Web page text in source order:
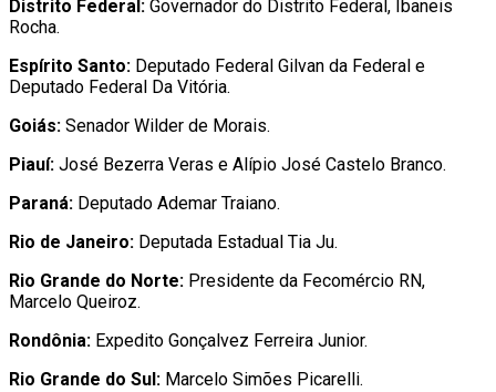
Distrito Federal: Governador do Distrito Federal, Ibaneis
Rocha.
Espírito Santo: Deputado Federal Gilvan da Federal e
Deputado Federal Da Vitória.
Goiás: Senador Wilder de Morais.
Piauí: José Bezerra Veras e Alípio José Castelo Branco.
Paraná: Deputado Ademar Traiano.
Rio de Janeiro: Deputada Estadual Tia Ju.
Rio Grande do Norte: Presidente da Fecomércio RN,
Marcelo Queiroz.
Rondônia: Expedito Gonçalvez Ferreira Junior.
Rio Grande do Sul: Marcelo Simões Picarelli.